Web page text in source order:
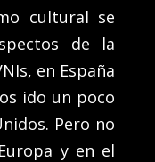
cultural se
de la
en España
ido un poco
Pero no
y en el